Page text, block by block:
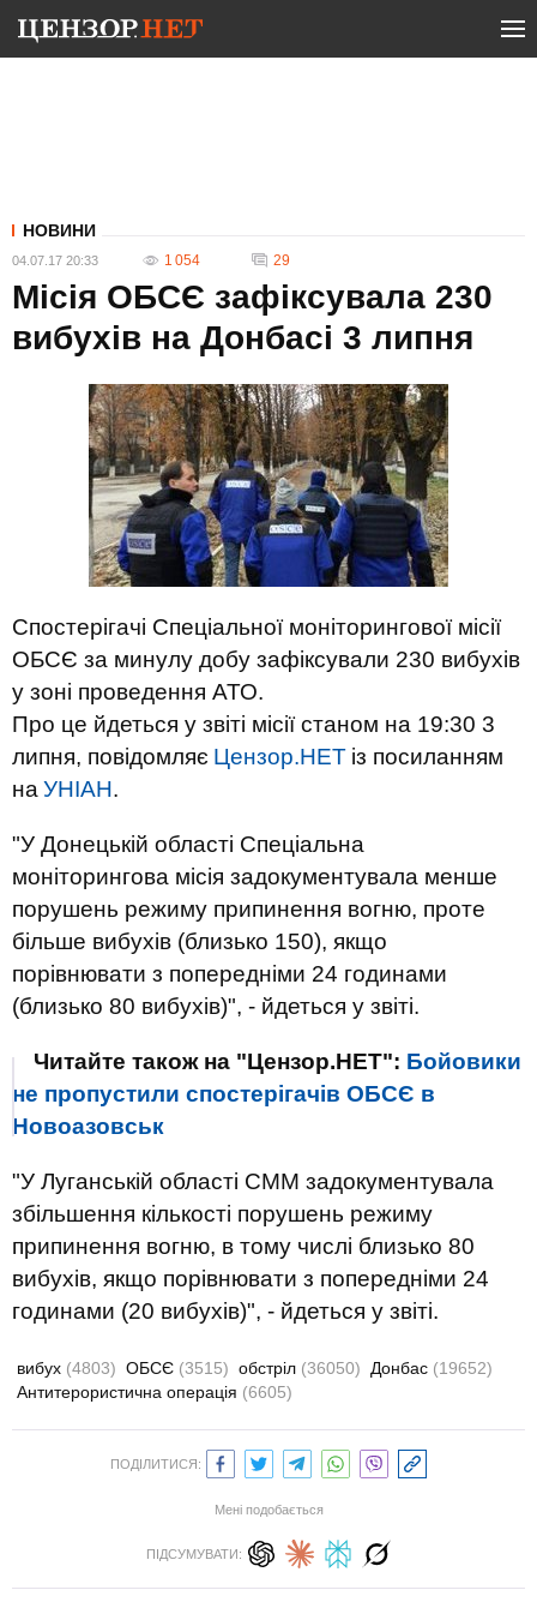
НОВИНИ
04.07.17 20:33 1 054 29
Місія ОБСЄ зафіксувала 230
вибухів на Донбасі 3 липня
Спостерігачі Спеціальної моніторингової місії
ОБСЄ за минулу добу зафіксували 230 вибухів
у зоні проведення АТО.
Про це йдеться у звіті місії станом на 19:30 3
липня, повідомляє Цензор.НЕТ із посиланням
на УНІАН.
"У Донецькій області Спеціальна
моніторингова місія задокументувала менше
порушень режиму припинення вогню, проте
більше вибухів (близько 150), якщо
порівнювати з попередніми 24 годинами
(близько 80 вибухів)", - йдеться у звіті.
Читайте також на "Цензор.НЕТ": Бойовики
не пропустили спостерігачів ОБСЄ в
Новоазовськ
"У Луганській області СММ задокументувала
збільшення кількості порушень режиму
припинення вогню, в тому числі близько 80
вибухів, якщо порівнювати з попередніми 24
годинами (20 вибухів)", - йдеться у звіті.
вибух (4803) ОБСЄ (3515) обстріл (36050) Донбас (19652)
Антитерористична операція (6605)
ПОДІЛИТИСЯ:
Мені подобається
ПІДСУМУВАТИ: